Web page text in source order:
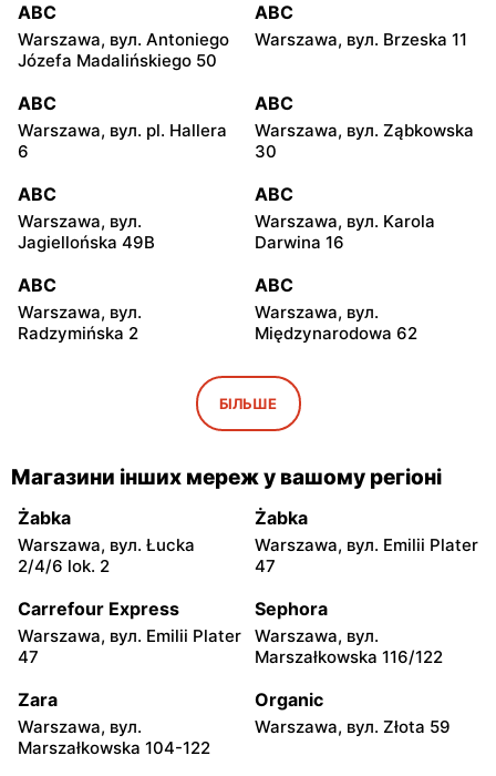
ABC
Warszawa, вул. Antoniego
Józefa Madalińskiego 50
ABC
Warszawa, вул. Brzeska 11
ABC
Warszawa, вул. pl. Hallera
6
ABC
Warszawa, вул. Ząbkowska
30
ABC
Warszawa, вул.
Jagiellońska 49B
ABC
Warszawa, вул. Karola
Darwina 16
ABC
Warszawa, вул.
Radzymińska 2
ABC
Warszawa, вул.
Międzynarodowa 62
Warszawa, вул. Białostocka
ABC
Warszawa, вул.
Grochowska 321
ABC
Warszawa, вул. Szwedzka
11
ABC
Warszawa, вул. Kowieńska
20
ABC ABC
39
ABC ABC
Staniewicka 24
ABC ABC
БІЛЬШЕ
Магазини інших мереж у вашому регіоні
Żabka
Warszawa, вул. Łucka
2/4/6 lok. 2
Żabka
Warszawa, вул. Emilii Plater
47
Carrefour Express
Warszawa, вул. Emilii Plater
47
Sephora
Warszawa, вул.
Marszałkowska 116/122
Zara
Warszawa, вул.
Marszałkowska 104-122
Organic
Warszawa, вул. Złota 59